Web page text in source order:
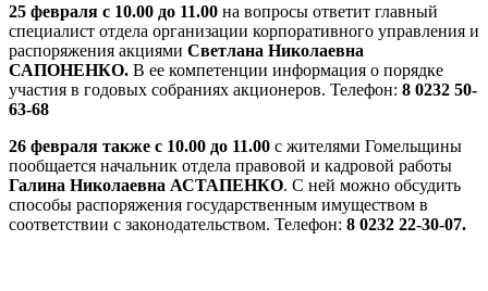
25 февраля с 10.00 до 11.00 на вопросы ответит главный
специалист отдела организации корпоративного управления и
распоряжения акциями Светлана Николаевна
САПОНЕНКО. В ее компетенции информация о порядке
участия в годовых собраниях акционеров. Телефон: 8 0232 50-
63-68
26 февраля также с 10.00 до 11.00 с жителями Гомельщины
пообщается начальник отдела правовой и кадровой работы
Галина Николаевна АСТАПЕНКО. С ней можно обсудить
способы распоряжения государственным имуществом в
соответствии с законодательством. Телефон: 8 0232 22-30-07.